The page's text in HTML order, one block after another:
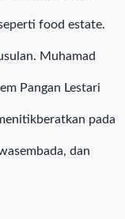
food estate.
Muhamad
Pangan Lestari
pada
dan